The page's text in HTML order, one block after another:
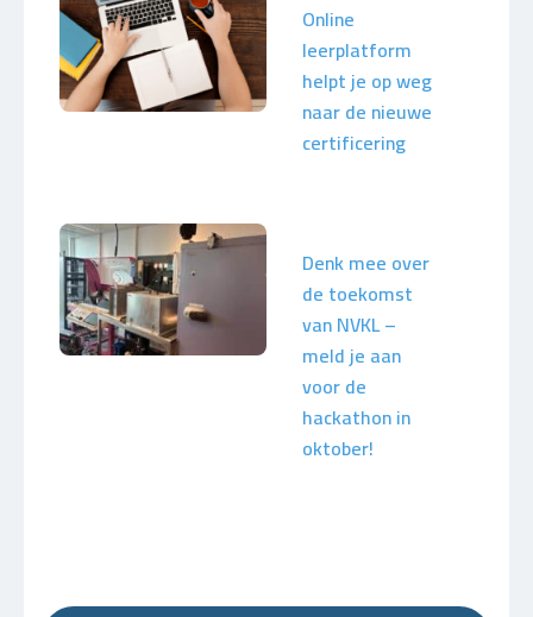
Online
leerplatform
helpt je op weg
naar de nieuwe
certificering
Denk mee over
de toekomst
van NVKL –
meld je aan
voor de
hackathon in
oktober!